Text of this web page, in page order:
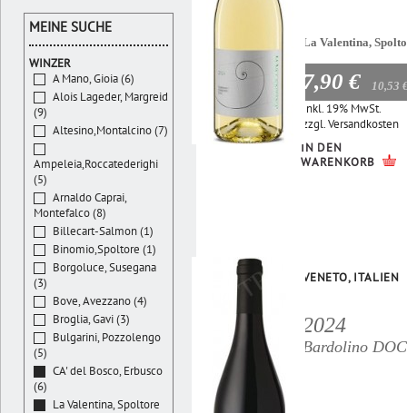
La Valentina,
7,90 € 10,53
Inkl. 19% MwSt.
zzgl.Versandkosten
IN DEN
WARENKORB
VENETO, ITALIEN
2024
Bardolino DOC
MEINE SUCHE
WINZER
A Mano, Gioia (6)
Alois Lageder, Margreid
(9)
Altesino,Montalcino (7)
Ampeleia,Roccatederighi
(5)
Arnaldo Caprai,
Montefalco (8)
Billecart-Salmon (1)
Binomio,Spoltore (1)
Borgoluce, Susegana
(3)
Bove, Avezzano (4)
Broglia, Gavi (3)
Bulgarini, Pozzolengo
(5)
CA' del Bosco, Erbusco
(6)
La Valentina, Spoltore